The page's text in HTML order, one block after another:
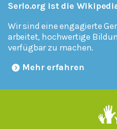
Serlo.org ist die
Wir sind eine engagierte
arbeitet, hochwertige
verfügbar zu machen.
Mehr erfahren